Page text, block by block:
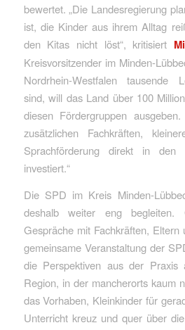
bewertet. „Die Landesregierung
ist, die Kinder aus ihrem Alltag
den Kitas nicht löst“, kritisiert
Kreisvorsitzender im Minden-
Nordrhein-Westfalen tausende
sind, will das Land über 100
diesen Fördergruppen
zusätzlichen Fachkräften,
Sprachförderung direkt in den
investiert.“
Die SPD im Kreis Minden-
deshalb weiter eng begleiten.
Gespräche mit Fachkräften,
gemeinsame Veranstaltung der
die Perspektiven aus der Praxis
Region, in der mancherorts kaum
das Vorhaben, Kleinkinder für
Unterricht kreuz und quer über